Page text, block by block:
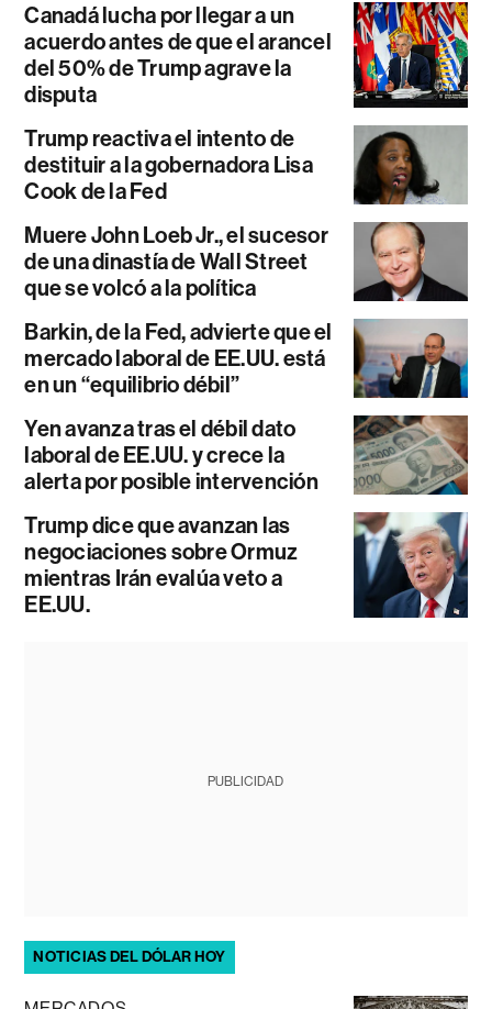
Canadá lucha por llegar a un
acuerdo antes de que el arancel
del 50% de Trump agrave la
disputa
Trump reactiva el intento de
destituir a la gobernadora Lisa
Cook de la Fed
Muere John Loeb Jr., el sucesor
de una dinastía de Wall Street
que se volcó a la política
Barkin, de la Fed, advierte que el
mercado laboral de EE.UU. está
en un “equilibrio débil”
Yen avanza tras el débil dato
laboral de EE.UU. y crece la
alerta por posible intervención
Trump dice que avanzan las
negociaciones sobre Ormuz
mientras Irán evalúa veto a
EE.UU.
PUBLICIDAD
NOTICIAS DEL DÓLAR HOY